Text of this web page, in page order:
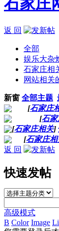
石家庄
返 回
全部
娱乐大杂
石家庄相
网站相关
新窗 全部主题
[石家庄
[石
[石家庄相关]
[石家庄相
返 回
快速发帖
高级模式
B Color Image